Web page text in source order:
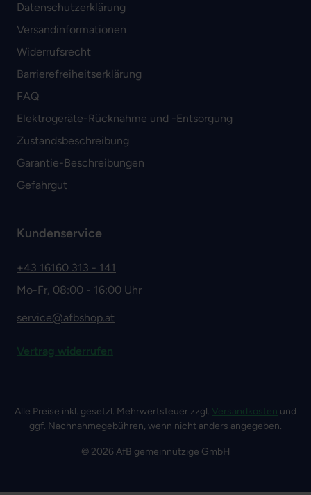
Datenschutzerklärung
Versandinformationen
Widerrufsrecht
Barrierefreiheitserklärung
FAQ
Elektrogeräte-Rücknahme und -Entsorgung
Zustandsbeschreibung
Garantie-Beschreibungen
Gefahrgut
Kundenservice
+43 16160 313 - 141
Mo-Fr, 08:00 - 16:00 Uhr
service@afbshop.at
Vertrag widerrufen
Alle Preise inkl. gesetzl. Mehrwertsteuer zzgl. Versandkosten und
ggf. Nachnahmegebühren, wenn nicht anders angegeben.
© 2026 AfB gemeinnützige GmbH